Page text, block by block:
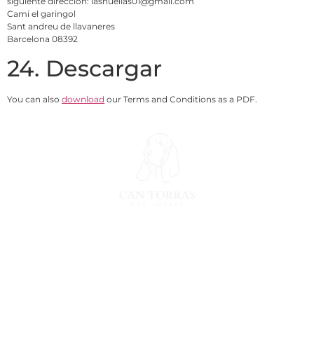
Cami el garingol
Sant andreu de llavaneres
Barcelona 08392
24. Descargar
You can also download our Terms and Conditions as a PDF.